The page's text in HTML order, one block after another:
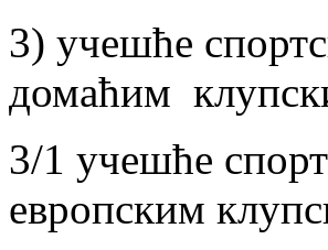
3) учешће
домаћим
3/1 учешће
европским